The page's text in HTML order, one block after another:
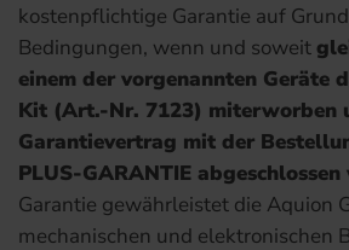
kostenpflichtige Garantie auf
Bedingungen, wenn und soweit
einem der vorgenannten Geräte
Kit (Art.-Nr. 7123) miterworben
Garantievertrag mit der
PLUS-GARANTIE
Garantie gewährleistet die Aquion
mechanischen und elektronischen